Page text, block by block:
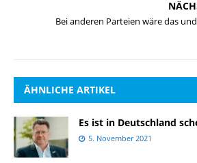
Bei anderen Parteien wäre das
ÄHNLICHE ARTIKEL
Es ist in Deutschland
5. November 2021